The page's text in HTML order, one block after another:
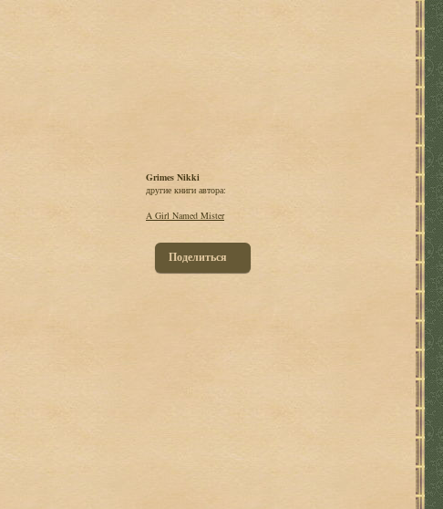
Grimes Nikki
другие книги автора:
A Girl Named Mister
Поделиться